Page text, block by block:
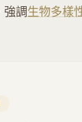
強調生物多樣